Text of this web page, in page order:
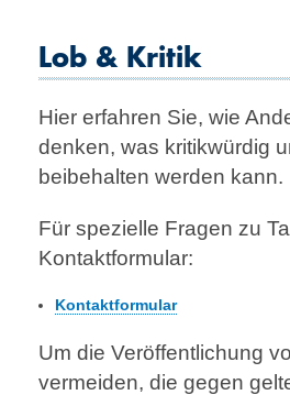
Lob & Kritik
Hier erfahren Sie, wie
denken, was kritikwürdig
beibehalten werden kann.
Für spezielle Fragen zu
Kontakt­formular:
Kontaktformular
Um die Veröffentlichung
vermeiden, die gegen